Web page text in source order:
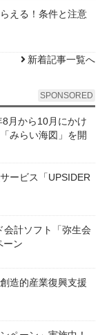
える！条件と注意
新着記事一覧へ
SPONSORED
月から10月にかけ
みらい海図」を開
ービス「UPSIDER
会計ソフト「弥生会
ーン
造的産業復興支援